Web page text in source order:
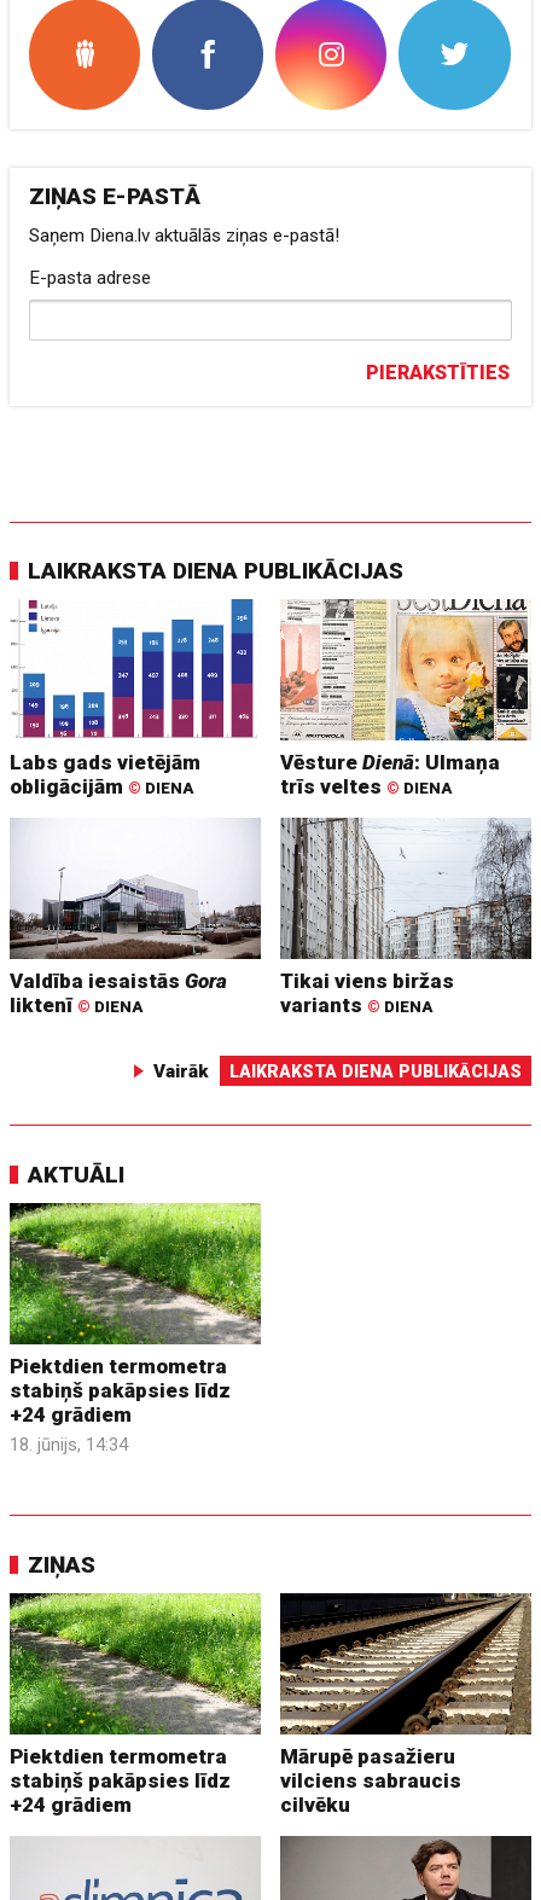
ZIŅAS E-PASTĀ
Saņem Diena.lv aktuālās ziņas e-pastā!
E-pasta adrese
PIERAKSTĪTIES
LAIKRAKSTA DIENA PUBLIKĀCIJAS
Labs gads vietējām
obligācijām © DIENA
VēstureDienā: Ulmaņa
trīs veltes © DIENA
Valdība iesaistāsGora
liktenī © DIENA
Tikai viens biržas
variants © DIENA
Vairāk LAIKRAKSTA DIENA PUBLIKĀCIJAS
AKTUĀLI
Piektdien termometra
stabiņš pakāpsies līdz
+24 grādiem
18. jūnijs, 14:34
ZIŅAS
Piektdien termometra
stabiņš pakāpsies līdz
+24 grādiem
Mārupē pasažieru
vilciens sabraucis
cilvēku